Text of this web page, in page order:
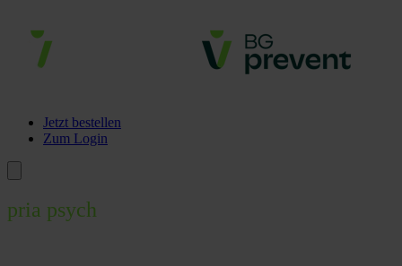
Jetzt bestellen
Zum Login
pria psych